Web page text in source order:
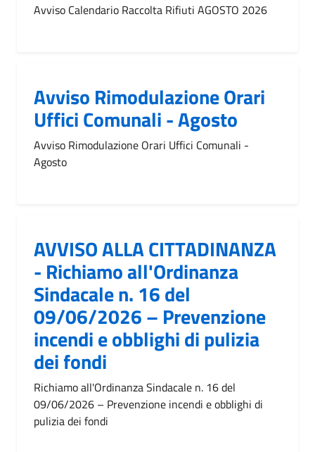
Avviso Calendario Raccolta Rifiuti AGOSTO 2026
Avviso Rimodulazione Orari
Uffici Comunali - Agosto
Avviso Rimodulazione Orari Uffici Comunali -
Agosto
AVVISO ALLA CITTADINANZA
- Richiamo all'Ordinanza
Sindacale n. 16 del
09/06/2026 – Prevenzione
incendi e obblighi di pulizia
dei fondi
Richiamo all'Ordinanza Sindacale n. 16 del
09/06/2026 – Prevenzione incendi e obblighi di
pulizia dei fondi